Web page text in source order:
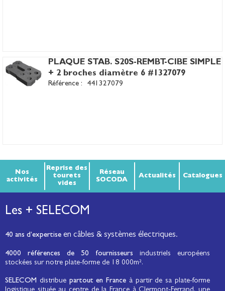
PLAQUE STAB. S20S-REMBT-CIBE SIMPLE
+ 2 broches diamètre 6 #1327079
Référence : 441327079
Nos
activités
Reprise des
tourets
vides
Réseau
SOCODA
Actualités Catalogues
Les + SELECOM
40 ans d’expertise en câbles & systèmes électriques.
4000 références de 50 fournisseurs industriels européens
stockées sur notre plate-forme de 18 000m².
SELECOM distribue partout en France à partir de sa plate-forme